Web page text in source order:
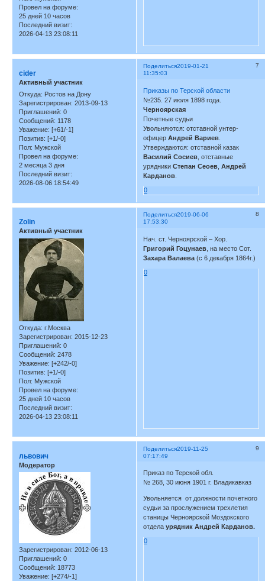
Провел на форуме:
25 дней 10 часов
Последний визит:
2026-04-13 23:08:11
Поделиться 7
2019-01-21
11:35:03
cider
Активный участник
Откуда: Ростов на Дону
Зарегистрирован: 2013-09-13
Приглашений: 0
Сообщений: 1178
Уважение: [+61/-1]
Позитив: [+1/-0]
Пол: Мужской
Провел на форуме:
2 месяца 3 дня
Последний визит:
2026-08-06 18:54:49
Приказы по Терской области
№235. 27 июля 1898 года.
Черноярская
Почетные судьи
Увольняются: отставной унтер-
офицерАндрей Вариев
Утверждаются: отставной казак
Василий Сосиев , отставные
урядникиСтепан Сеоев ,Андрей
Карданов
0
Поделиться 8
2019-06-06
17:53:30
Zolin
Активный участник
Откуда: г.Москва
Зарегистрирован: 2015-12-23
Приглашений: 0
Сообщений: 2478
Уважение: [+242/-0]
Позитив: [+1/-0]
Пол: Мужской
Провел на форуме:
25 дней 10 часов
Последний визит:
2026-04-13 23:08:11
Нач. ст. Черноярской – Хор.
Григорий Гоцунаев , на место Сот.
Захара Валаева (с 6 декабря 1864г.)
0
Поделиться 9
2019-11-25
07:17:49
львович
Модератор
Зарегистрирован: 2012-06-13
Приглашений: 0
Сообщений: 18773
Уважение: [+274/-1]
Приказ по Терской обл.
№ 268, 30 июня 1901 г. Владикавказ
Увольняется от должности почетного
судьи за прослужением трехлетия
станицы Черноярской Моздокского
отделаурядник Андрей Карданов.
0